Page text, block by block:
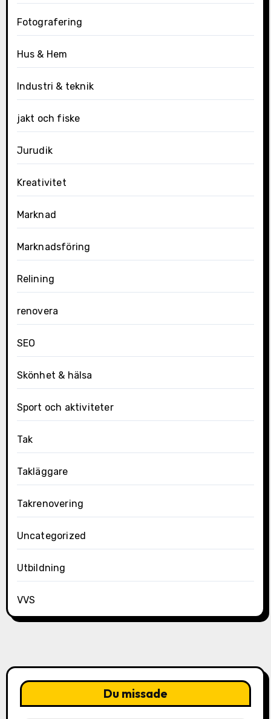
Fotografering
Hus & Hem
Industri & teknik
jakt och fiske
Jurudik
Kreativitet
Marknad
Marknadsföring
Relining
renovera
SEO
Skönhet & hälsa
Sport och aktiviteter
Tak
Takläggare
Takrenovering
Uncategorized
Utbildning
VVS
Du missade